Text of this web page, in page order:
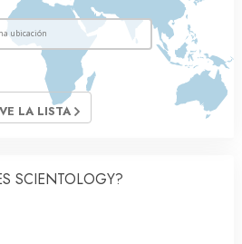
VE LA LISTA
SCIENTOLOGY?